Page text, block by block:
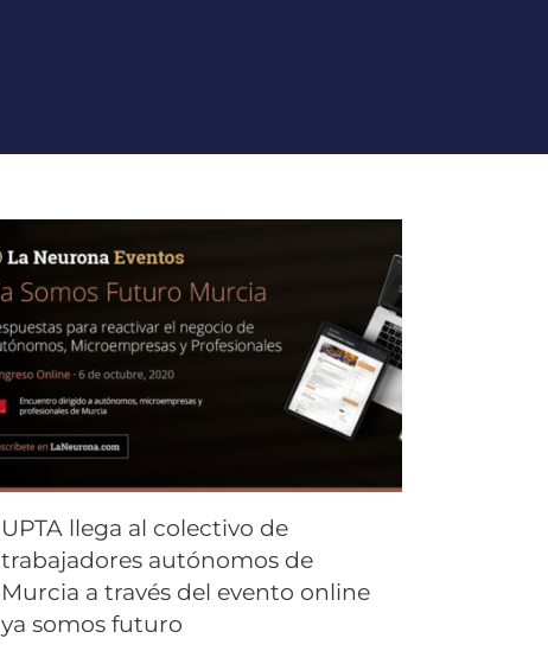
UPTA llega al colectivo de
trabajadores autónomos de
Murcia a través del evento online
ya somos futuro